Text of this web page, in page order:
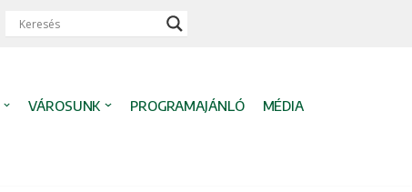
VÁROSUNK PROGRAMAJÁNLÓ
MÉDIA